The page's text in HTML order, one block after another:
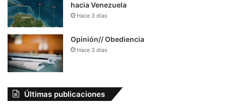
hacia Venezuela
Hace 3 días
Opinión// Obediencia
Hace 3 días
Últimas publicaciones